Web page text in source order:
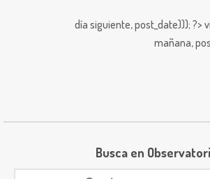
día siguiente,post_date))); ?>
mañana,
Busca en